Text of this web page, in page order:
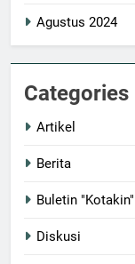
Agustus 2024
Categories
Artikel
Berita
Buletin "Kotakin"
Diskusi